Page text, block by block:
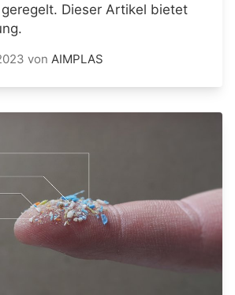
Dieser Artikel bietet
von AIMPLAS